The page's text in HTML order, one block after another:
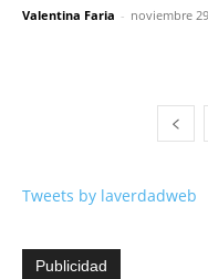
Valentina Faria - noviembre
Tweets by laverdadweb
Publicidad